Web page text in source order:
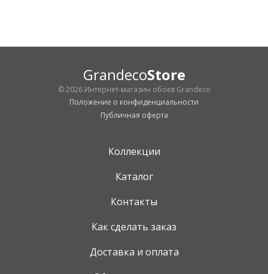
GrandecoStore
© 2026 Интернет-магазин обоев Grandeco
Положение о конфиденциальности
Публичная оферта
Коллекции
Каталог
Контакты
Как сделать заказ
Доставка и оплата